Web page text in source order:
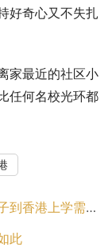
好奇心又不失扎
家最近的社区小
任何名校光环都
学需要注意什么？
此